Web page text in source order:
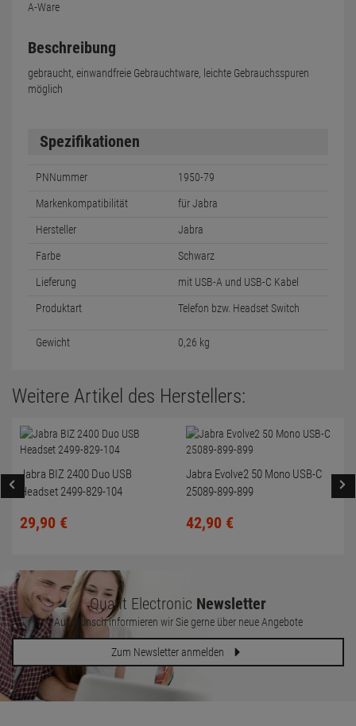
A-Ware
Beschreibung
gebraucht, einwandfreie Gebrauchtware, leichte Gebrauchsspuren
möglich
Spezifikationen
PNNummer 1950-79
Markenkompatibilität für Jabra
Hersteller Jabra
Farbe Schwarz
Lieferung mit USB-A und USB-C Kabel
Produktart Telefon bzw. Headset Switch
Gewicht 0,26 kg
Weitere Artikel des Herstellers:
Jabra BIZ 2400 Duo USB
Headset 2499-829-104
29,90 €
Jabra Evolve2 50 Mono USB-C
25089-899-899
42,90 €
Quant Electronic Newsletter
Auf Wunsch informieren wir Sie gerne über neue Angebote
Zum Newsletter anmelden